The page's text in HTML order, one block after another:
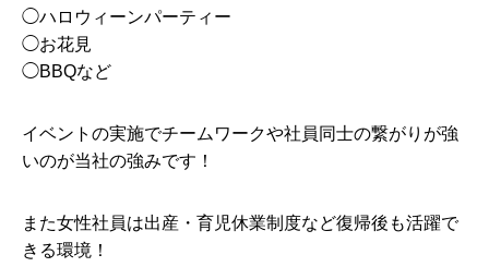
◯ハロウィーンパーティー
◯お花見
◯BBQなど
イベントの実施でチームワークや社員同士の繋がりが強
いのが当社の強みです！
また女性社員は出産・育児休業制度など復帰後も活躍で
きる環境！